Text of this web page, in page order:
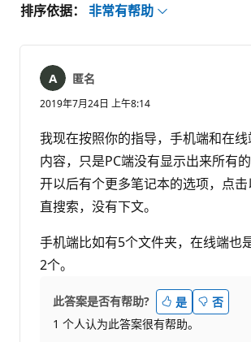
排序依据： 非常有帮助
匿名
2019年7月24日 上午8:14
我现在按照你的指导，手机端和在
内容，只是PC端没有显示出来所有
开以后有个更多笔记本的选项，点
直搜索，没有下文。
手机端比如有5个文件夹，在线端也
2个。
此答案是否有帮助? 是
否
1 个人认为此答案很有帮助。